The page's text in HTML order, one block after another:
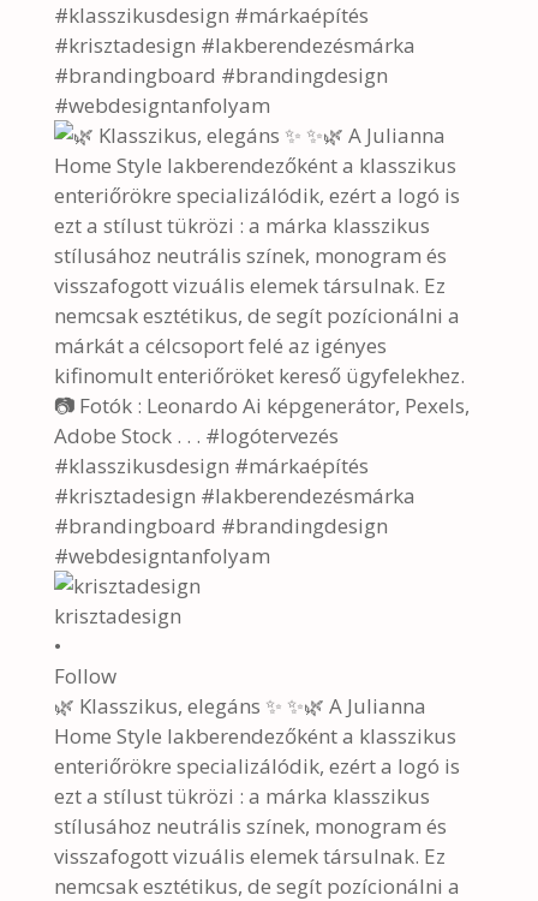
krisztadesign
•
Follow
🌿 Klasszikus, elegáns ✨ ✨🌿 A Julianna
Home Style lakberendezőként a klasszikus
enteriőrökre specializálódik, ezért a logó is
ezt a stílust tükrözi : a márka klasszikus
stílusához neutrális színek, monogram és
visszafogott vizuális elemek társulnak. Ez
nemcsak esztétikus, de segít pozícionálni a